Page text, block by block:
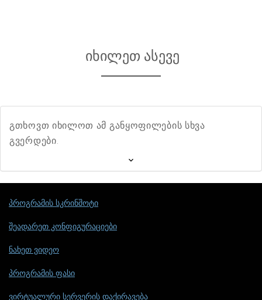
იხილეთ ასევე
გთხოვთ იხილოთ ამ განყოფილების სხვა
გვერდები.
პროგრამის სკრინშოტი
შეადარეთ კონფიგურაციები
ნახეთ ვიდეო
პროგრამის ფასი
ვირტუალური სერვერის დაქირავება